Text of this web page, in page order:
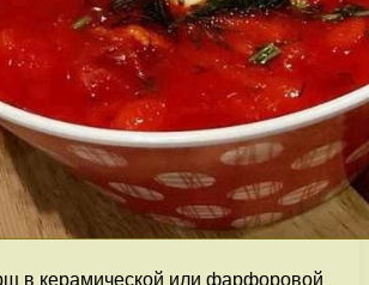
в керамической или фарфоровой